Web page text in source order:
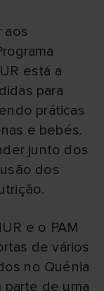
aos
está a
para
práticas
e bebés.
junto dos
dos
e o PAM
de vários
no Quénia
parte de uma